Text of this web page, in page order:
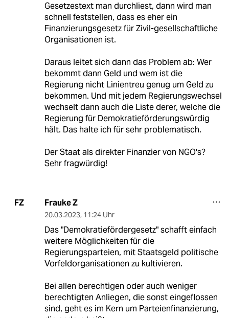
Gesetzestext man durchliest, dann wird man
schnell feststellen, dass es eher ein
Finanzierungsgesetz für Zivil-gesellschaftliche
Organisationen ist.
Daraus leitet sich dann das Problem ab: Wer
bekommt dann Geld und wem ist die
Regierung nicht Linientreu genug um Geld zu
bekommen. Und mit jedem Regierungswechsel
wechselt dann auch die Liste derer, welche die
Regierung für Demokratieförderungswürdig
hält. Das halte ich für sehr problematisch.
Der Staat als direkter Finanzier von NGO's?
Sehr fragwürdig!
FZ Frauke Z
20.03.2023, 11:24 Uhr
Das "Demokratiefördergesetz" schafft einfach
weitere Möglichkeiten für die
Regierungsparteien, mit Staatsgeld politische
Vorfeldorganisationen zu kultivieren.
Bei allen berechtigen oder auch weniger
berechtigten Anliegen, die sonst eingeflossen
sind, geht es im Kern um Parteienfinanzierung,